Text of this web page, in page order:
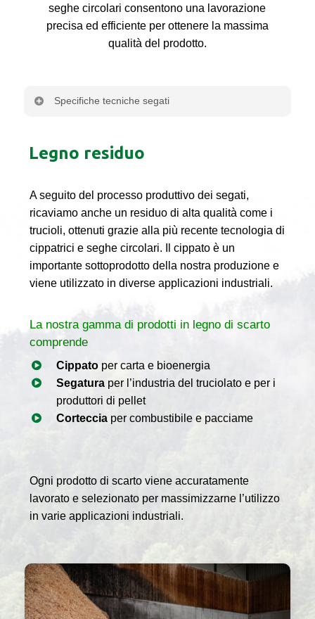
seghe circolari consentono una lavorazione
precisa ed efficiente per ottenere la massima
qualità del prodotto.
Specifiche tecniche segati
Lunghezza standard 4 m
12 mm – 145 mm
Larghezza 68 mm – 300 mm
Lunghezza 3000 mm – 4000 mm
Umidità del legno
Essiccazione in base al
specifici del cliente 8 –
20 % Merce disponibile
commercio del legno
(ÖHHU) secondo la
norma EN 14081 –
accordi e linee guida
Legno residuo
A seguito del processo produttivo dei segati,
ricaviamo anche un residuo di alta qualità come i
trucioli, ottenuti grazie alla più recente tecnologia di
cippatrici e seghe circolari. Il cippato è un
importante sottoprodotto della nostra produzione e
viene utilizzato in diverse applicazioni industriali.
La nostra gamma di prodotti in legno di scarto
comprende
Cippato per carta e bioenergia
Segatura per l’industria del truciolato e per i
produttori di pellet
Corteccia per combustibile e pacciame
Ogni prodotto di scarto viene accuratamente
lavorato e selezionato per massimizzarne l’utilizzo
in varie applicazioni industriali.